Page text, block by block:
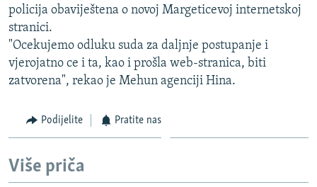
SPECIJALI RSE
VIŠE OD NASLOVA
GENOCID U SREBRENICI
POPLAVE I KLIZIŠTA U BIH 2024.
TV LIBERTY
POST SCRIPTUM
MOJA EVROPA
PRATITE NAS
Sve RFE/RL stranice
policija obaviještena o novoj Margeticevoj internetskoj
stranici.
"Ocekujemo odluku suda za daljnje postupanje i
vjerojatno ce i ta, kao i prošla web-stranica, biti
zatvorena", rekao je Mehun agenciji Hina.
Podijelite Pratite nas
Više priča